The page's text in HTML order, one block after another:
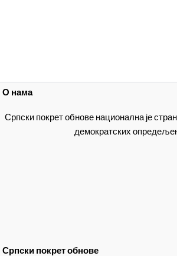
О нама
Српски покрет обнове национална је
демократских
Српски покрет обнове